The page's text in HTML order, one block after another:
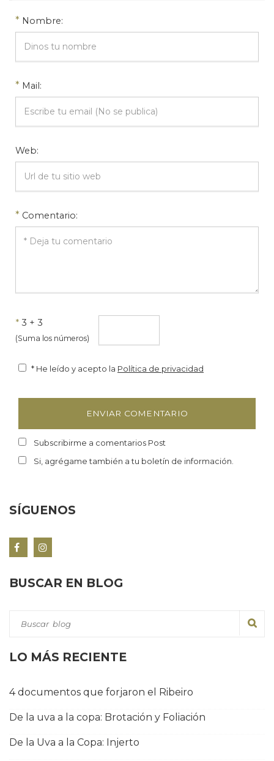
* Nombre:
* Mail:
Web:
* Comentario:
* 3 + 3
(Suma los números)
* He leído y acepto la Política de privacidad
Subscribirme a comentarios Post
Si, agrégame también a tu boletín de información.
SÍGUENOS
BUSCAR EN BLOG
LO MÁS RECIENTE
4 documentos que forjaron el Ribeiro
De la uva a la copa: Brotación y Foliación
De la Uva a la Copa: Injerto